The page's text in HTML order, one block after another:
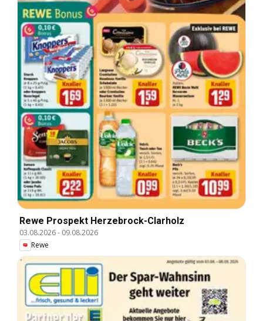
Rewe Prospekt Herzebrock-Clarholz
03.08.2026- 09.08.2026
Rewe